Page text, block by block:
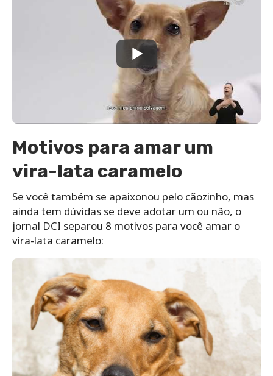
Motivos para amar um
vira-lata caramelo
Se você também se apaixonou pelo cãozinho, mas
ainda tem dúvidas se deve adotar um ou não, o
jornal DCI separou 8 motivos para você amar o
vira-lata caramelo: